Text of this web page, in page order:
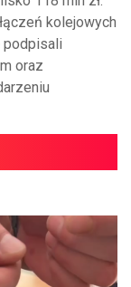
kolejowych
podpisali
oraz